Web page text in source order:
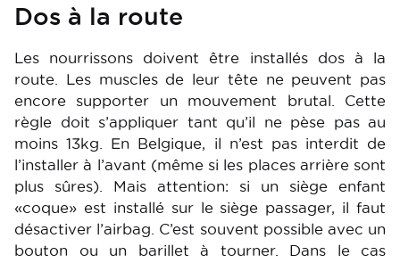
Dos à la route
Les nourrissons doivent être installés dos à la
route. Les muscles de leur tête ne peuvent pas
encore supporter un mouvement brutal. Cette
règle doit s’appliquer tant qu’il ne pèse pas au
moins 13kg. En Belgique, il n’est pas interdit de
l’installer à l’avant (même si les places arrière sont
plus sûres). Mais attention: si un siège enfant
«coque» est installé sur le siège passager, il faut
désactiver l’airbag. C’est souvent possible avec un
bouton ou un barillet à tourner. Dans le cas